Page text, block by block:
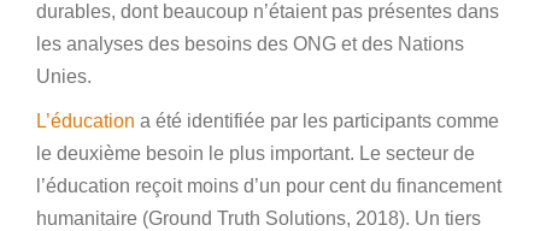
durables, dont beaucoup n’étaient pas présentes dans
les analyses des besoins des ONG et des Nations
Unies.
L’éducation a été identifiée par les participants comme
le deuxième besoin le plus important. Le secteur de
l’éducation reçoit moins d’un pour cent du financement
humanitaire (Ground Truth Solutions, 2018). Un tiers